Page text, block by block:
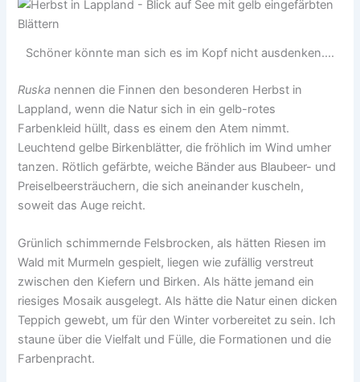
Schöner könnte man sich es im Kopf nicht ausdenken....
Ruska nennen die Finnen den besonderen Herbst in
Lappland, wenn die Natur sich in ein gelb-rotes
Farbenkleid hüllt, dass es einem den Atem nimmt.
Leuchtend gelbe Birkenblätter, die fröhlich im Wind umher
tanzen. Rötlich gefärbte, weiche Bänder aus Blaubeer- und
Preiselbeersträuchern, die sich aneinander kuscheln,
soweit das Auge reicht.
Grünlich schimmernde Felsbrocken, als hätten Riesen im
Wald mit Murmeln gespielt, liegen wie zufällig verstreut
zwischen den Kiefern und Birken. Als hätte jemand ein
riesiges Mosaik ausgelegt. Als hätte die Natur einen dicken
Teppich gewebt, um für den Winter vorbereitet zu sein. Ich
staune über die Vielfalt und Fülle, die Formationen und die
Farbenpracht.